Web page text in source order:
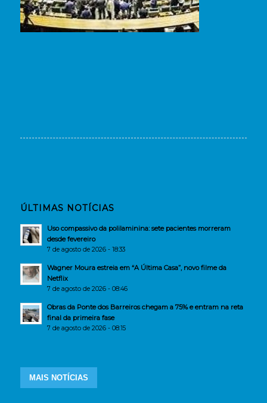
ÚLTIMAS NOTÍCIAS
Uso compassivo da polilaminina: sete pacientes morreram
desde fevereiro
7 de agosto de 2026 - 18:33
Wagner Moura estreia em “A Última Casa”, novo filme da
Netflix
7 de agosto de 2026 - 08:46
Obras da Ponte dos Barreiros chegam a 75% e entram na reta
final da primeira fase
7 de agosto de 2026 - 08:15
MAIS NOTÍCIAS